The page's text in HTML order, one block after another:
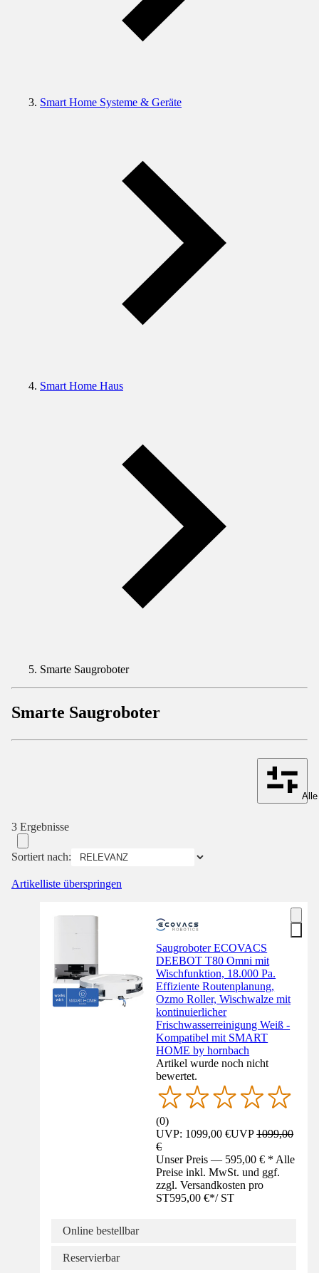
Smart Home Systeme & Geräte
Smart Home Haus
Smarte Saugroboter
Smarte Saugroboter
3 Ergebnisse
Sortiert nach:
Artikelliste überspringen
Saugroboter ECOVACS
DEEBOT T80 Omni mit
Wischfunktion, 18.000 Pa.
Effiziente Routenplanung,
Ozmo Roller, Wischwalze mit
kontinuierlicher
Frischwasserreinigung Weiß -
Kompatibel mit SMART
HOME by hornbach
Artikel wurde noch nicht
bewertet.
(0)
UVP: 1099,00 €UVP1099,00
€
Unser Preis — 595,00 € * Alle
Preise inkl. MwSt. und ggf.
zzgl. Versandkosten pro
ST595,00 €*/ ST
Online bestellbar
Reservierbar